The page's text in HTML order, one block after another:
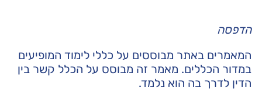
הדפסה
המאמרים באתר מבוססים על כללי לימוד המופיעים
במדור הכללים. מאמר זה מבוסס על הכלל קשר בין
הדין לדרך בה הוא נלמד.